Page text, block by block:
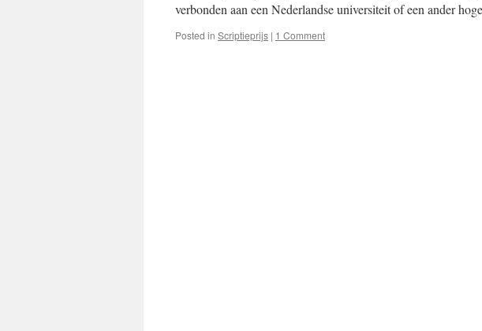
verbonden aan een Nederlandse universiteit of een ander
Posted in Scriptieprijs | 1 Comment